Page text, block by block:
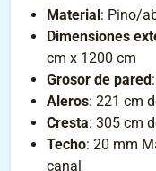
Material : Pino/
Dimensiones
cm x 1200 cm
Grosor de pared
Aleros: 221 cm
Cresta: 305 cm
Techo: 20 mm
canal